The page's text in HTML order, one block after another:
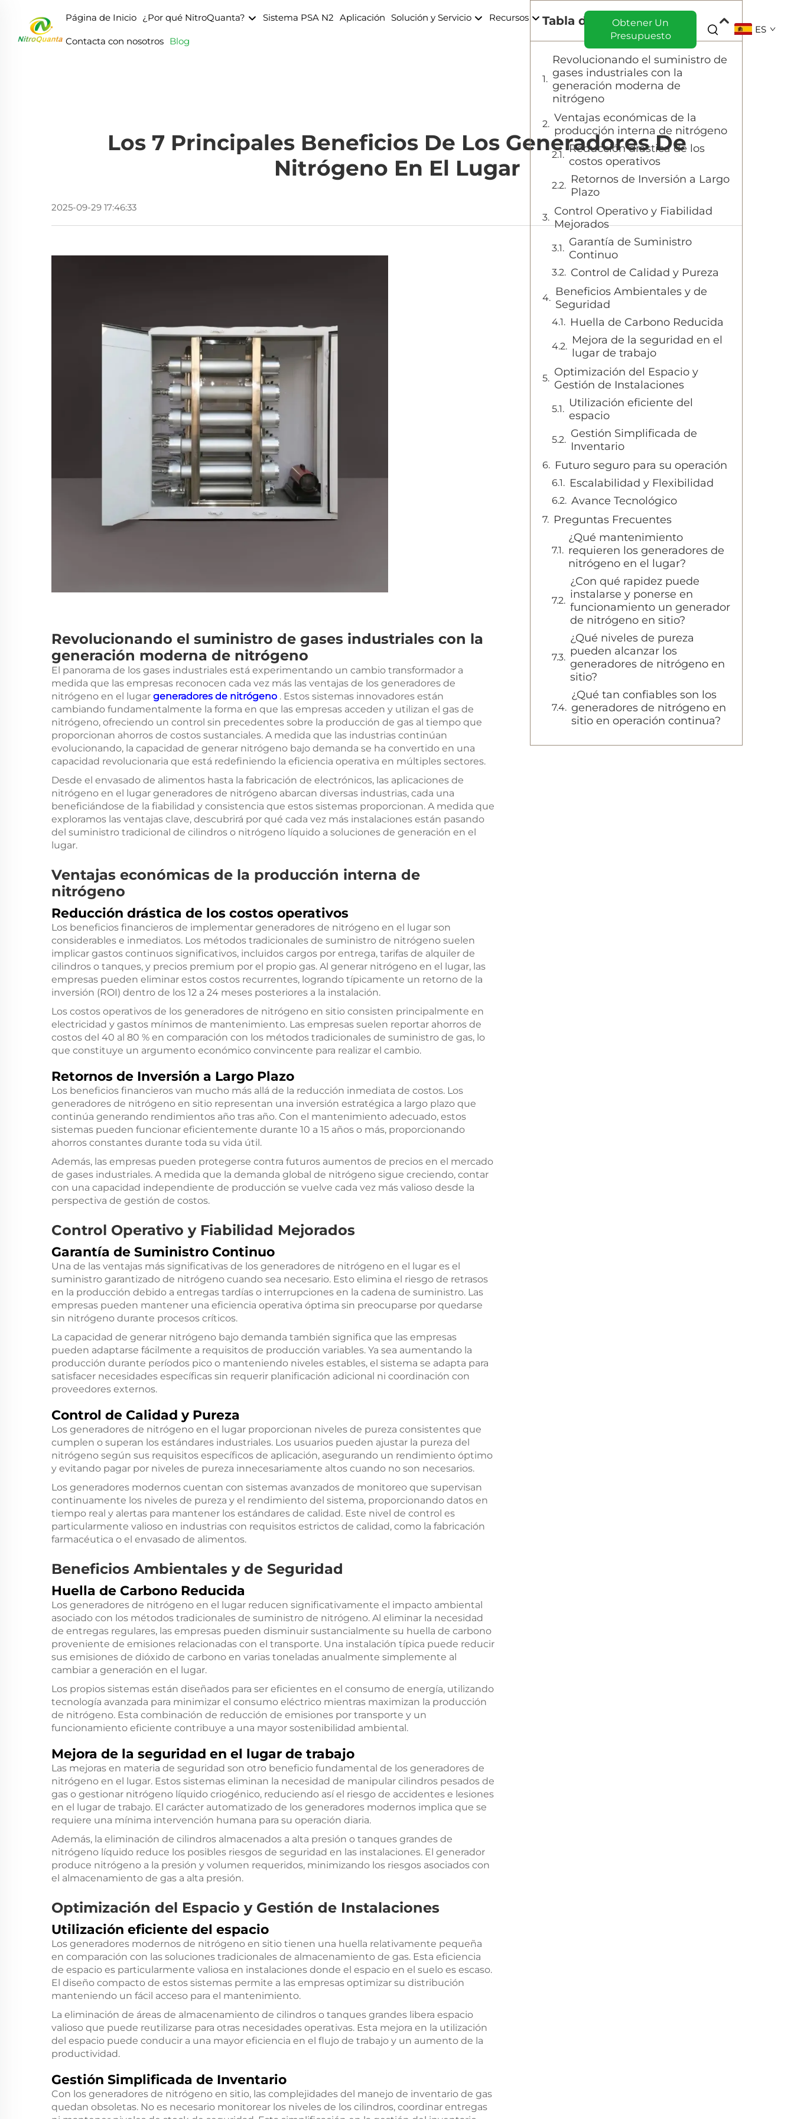
Página de Inicio ¿Por qué NitroQuanta? Sistema PSA N2 Aplicación Solución y Servicio Recursos
Contacta con nosotros Blog
Obtener Un
Presupuesto
ES
Los 7 Principales Beneficios De Los Generadores De
Nitrógeno En El Lugar
2025-09-29 17:46:33
Revolucionando el suministro de gases industriales con la
generación moderna de nitrógeno
El panorama de los gases industriales está experimentando un cambio transformador a
medida que las empresas reconocen cada vez más las ventajas de los generadores de
nitrógeno en el lugar generadores de nitrógeno . Estos sistemas innovadores están
cambiando fundamentalmente la forma en que las empresas acceden y utilizan el gas de
nitrógeno, ofreciendo un control sin precedentes sobre la producción de gas al tiempo que
proporcionan ahorros de costos sustanciales. A medida que las industrias continúan
evolucionando, la capacidad de generar nitrógeno bajo demanda se ha convertido en una
capacidad revolucionaria que está redefiniendo la eficiencia operativa en múltiples sectores.
Desde el envasado de alimentos hasta la fabricación de electrónicos, las aplicaciones de
nitrógeno en el lugar generadores de nitrógeno abarcan diversas industrias, cada una
beneficiándose de la fiabilidad y consistencia que estos sistemas proporcionan. A medida que
exploramos las ventajas clave, descubrirá por qué cada vez más instalaciones están pasando
del suministro tradicional de cilindros o nitrógeno líquido a soluciones de generación en el
lugar.
Ventajas económicas de la producción interna de
nitrógeno
Reducción drástica de los costos operativos
Los beneficios financieros de implementar generadores de nitrógeno en el lugar son
considerables e inmediatos. Los métodos tradicionales de suministro de nitrógeno suelen
implicar gastos continuos significativos, incluidos cargos por entrega, tarifas de alquiler de
cilindros o tanques, y precios premium por el propio gas. Al generar nitrógeno en el lugar, las
empresas pueden eliminar estos costos recurrentes, logrando típicamente un retorno de la
inversión (ROI) dentro de los 12 a 24 meses posteriores a la instalación.
Los costos operativos de los generadores de nitrógeno en sitio consisten principalmente en
electricidad y gastos mínimos de mantenimiento. Las empresas suelen reportar ahorros de
costos del 40 al 80 % en comparación con los métodos tradicionales de suministro de gas, lo
que constituye un argumento económico convincente para realizar el cambio.
Retornos de Inversión a Largo Plazo
Los beneficios financieros van mucho más allá de la reducción inmediata de costos. Los
generadores de nitrógeno en sitio representan una inversión estratégica a largo plazo que
continúa generando rendimientos año tras año. Con el mantenimiento adecuado, estos
sistemas pueden funcionar eficientemente durante 10 a 15 años o más, proporcionando
ahorros constantes durante toda su vida útil.
Además, las empresas pueden protegerse contra futuros aumentos de precios en el mercado
de gases industriales. A medida que la demanda global de nitrógeno sigue creciendo, contar
con una capacidad independiente de producción se vuelve cada vez más valioso desde la
perspectiva de gestión de costos.
Control Operativo y Fiabilidad Mejorados
Garantía de Suministro Continuo
Una de las ventajas más significativas de los generadores de nitrógeno en el lugar es el
suministro garantizado de nitrógeno cuando sea necesario. Esto elimina el riesgo de retrasos
en la producción debido a entregas tardías o interrupciones en la cadena de suministro. Las
empresas pueden mantener una eficiencia operativa óptima sin preocuparse por quedarse
sin nitrógeno durante procesos críticos.
La capacidad de generar nitrógeno bajo demanda también significa que las empresas
pueden adaptarse fácilmente a requisitos de producción variables. Ya sea aumentando la
producción durante períodos pico o manteniendo niveles estables, el sistema se adapta para
satisfacer necesidades específicas sin requerir planificación adicional ni coordinación con
proveedores externos.
Control de Calidad y Pureza
Los generadores de nitrógeno en el lugar proporcionan niveles de pureza consistentes que
cumplen o superan los estándares industriales. Los usuarios pueden ajustar la pureza del
nitrógeno según sus requisitos específicos de aplicación, asegurando un rendimiento óptimo
y evitando pagar por niveles de pureza innecesariamente altos cuando no son necesarios.
Los generadores modernos cuentan con sistemas avanzados de monitoreo que supervisan
continuamente los niveles de pureza y el rendimiento del sistema, proporcionando datos en
tiempo real y alertas para mantener los estándares de calidad. Este nivel de control es
particularmente valioso en industrias con requisitos estrictos de calidad, como la fabricación
farmacéutica o el envasado de alimentos.
Beneficios Ambientales y de Seguridad
Huella de Carbono Reducida
Los generadores de nitrógeno en el lugar reducen significativamente el impacto ambiental
asociado con los métodos tradicionales de suministro de nitrógeno. Al eliminar la necesidad
de entregas regulares, las empresas pueden disminuir sustancialmente su huella de carbono
proveniente de emisiones relacionadas con el transporte. Una instalación típica puede reducir
sus emisiones de dióxido de carbono en varias toneladas anualmente simplemente al
cambiar a generación en el lugar.
Los propios sistemas están diseñados para ser eficientes en el consumo de energía, utilizando
tecnología avanzada para minimizar el consumo eléctrico mientras maximizan la producción
de nitrógeno. Esta combinación de reducción de emisiones por transporte y un
funcionamiento eficiente contribuye a una mayor sostenibilidad ambiental.
Mejora de la seguridad en el lugar de trabajo
Las mejoras en materia de seguridad son otro beneficio fundamental de los generadores de
nitrógeno en el lugar. Estos sistemas eliminan la necesidad de manipular cilindros pesados de
gas o gestionar nitrógeno líquido criogénico, reduciendo así el riesgo de accidentes e lesiones
en el lugar de trabajo. El carácter automatizado de los generadores modernos implica que se
requiere una mínima intervención humana para su operación diaria.
Además, la eliminación de cilindros almacenados a alta presión o tanques grandes de
nitrógeno líquido reduce los posibles riesgos de seguridad en las instalaciones. El generador
produce nitrógeno a la presión y volumen requeridos, minimizando los riesgos asociados con
el almacenamiento de gas a alta presión.
Optimización del Espacio y Gestión de Instalaciones
Utilización eficiente del espacio
Los generadores modernos de nitrógeno en sitio tienen una huella relativamente pequeña
en comparación con las soluciones tradicionales de almacenamiento de gas. Esta eficiencia
de espacio es particularmente valiosa en instalaciones donde el espacio en el suelo es escaso.
El diseño compacto de estos sistemas permite a las empresas optimizar su distribución
manteniendo un fácil acceso para el mantenimiento.
La eliminación de áreas de almacenamiento de cilindros o tanques grandes libera espacio
valioso que puede reutilizarse para otras necesidades operativas. Esta mejora en la utilización
del espacio puede conducir a una mayor eficiencia en el flujo de trabajo y un aumento de la
productividad.
Gestión Simplificada de Inventario
Con los generadores de nitrógeno en sitio, las complejidades del manejo de inventario de gas
quedan obsoletas. No es necesario monitorear los niveles de los cilindros, coordinar entregas
Tabla de Contenido
Revolucionando el suministro de
gases industriales con la
generación moderna de
nitrógeno
Ventajas económicas de la
producción interna de nitrógeno
Reducción drástica de los
costos operativos
Retornos de Inversión a Largo
Plazo
Control Operativo y Fiabilidad
Mejorados
Garantía de Suministro
Continuo
Control de Calidad y Pureza
Beneficios Ambientales y de
Seguridad
Huella de Carbono Reducida
Mejora de la seguridad en el
lugar de trabajo
Optimización del Espacio y
Gestión de Instalaciones
Utilización eficiente del
espacio
Gestión Simplificada de
Inventario
Futuro seguro para su operación
Escalabilidad y Flexibilidad
Avance Tecnológico
Preguntas Frecuentes
¿Qué mantenimiento
requieren los generadores de
nitrógeno en el lugar?
¿Con qué rapidez puede
instalarse y ponerse en
funcionamiento un generador
de nitrógeno en sitio?
¿Qué niveles de pureza
pueden alcanzar los
generadores de nitrógeno en
sitio?
¿Qué tan confiables son los
generadores de nitrógeno en
sitio en operación continua?